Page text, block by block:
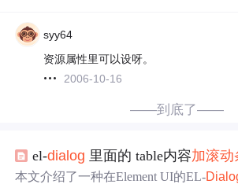
syy64
资源属性里可以设呀。
2006-10-16
——到底了——
el-dialog 里面的 table内容加滚动
本文介绍了一种在Element UI的EL-